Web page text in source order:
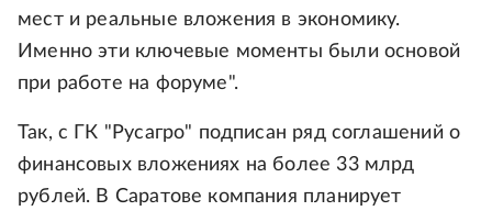
мест и реальные вложения в экономику.
Именно эти ключевые моменты были основой
при работе на форуме".
Так, с ГК "Русагро" подписан ряд соглашений о
финансовых вложениях на более 33 млрд
рублей. В Саратове компания планирует